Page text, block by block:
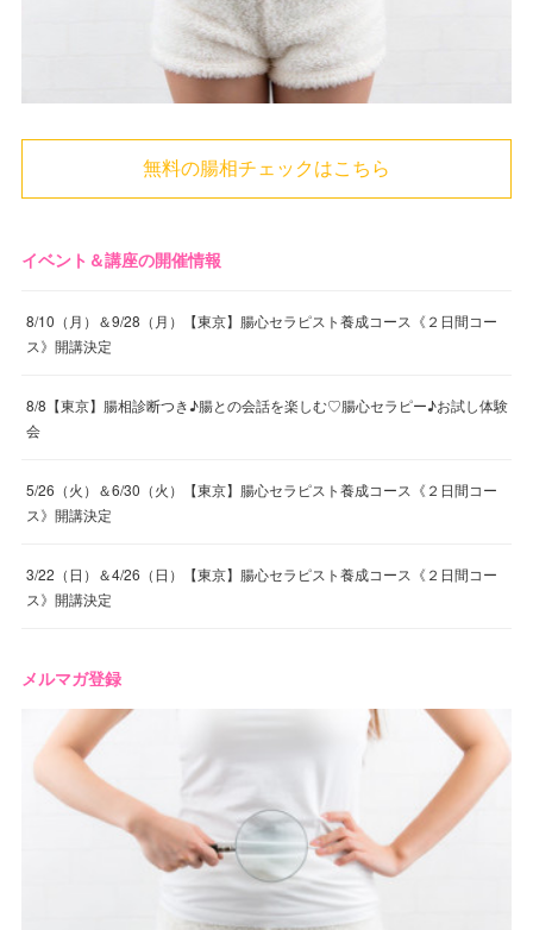
無料の腸相チェックはこちら
イベント＆講座の開催情報
8/10（月）＆9/28（月）【東京】腸心セラピスト養成コース《２日間コー
ス》開講決定
8/8【東京】腸相診断つき♪腸との会話を楽しむ♡腸心セラピー♪お試し体験
会
5/26（火）＆6/30（火）【東京】腸心セラピスト養成コース《２日間コー
ス》開講決定
3/22（日）＆4/26（日）【東京】腸心セラピスト養成コース《２日間コー
ス》開講決定
メルマガ登録